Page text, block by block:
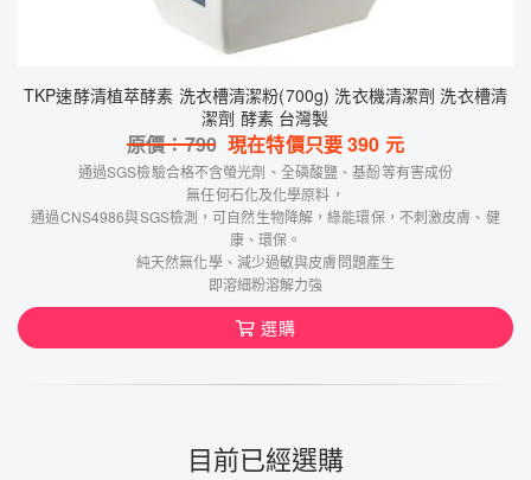
TKP速酵清植萃酵素 洗衣槽清潔粉(700g) 洗衣機清潔劑 洗衣槽清
潔劑 酵素 台灣製
原價：790 現在特價只要390 元
通過SGS檢驗合格不含螢光劑、全磷酸鹽、基酚等有害成份
無任何石化及化學原料，
通過CNS4986與SGS檢測，可自然生物降解，綠能環保，不刺激皮膚、健
康、環保。
純天然無化學、減少過敏與皮膚問題產生
即溶細粉溶解力強
選購
目前已經選購